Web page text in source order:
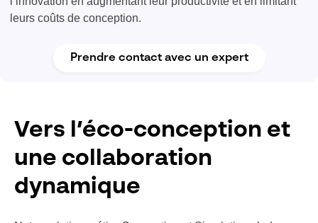
leurs coûts de conception.
Prendre contact avec un expert
Vers l’éco-conception et
une collaboration
dynamique